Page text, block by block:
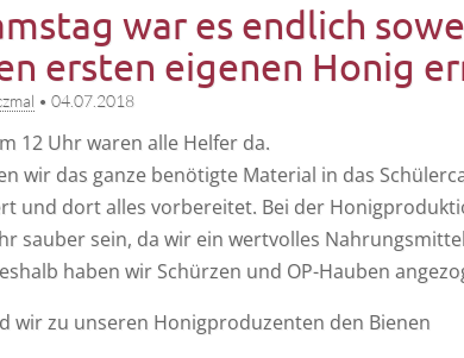
war es endlich
ersten eigenen Honig
• 04.07.2018
12 Uhr waren alle Hel­fer da.
wir das gan­ze benö­tig­te Mate­ri­al in das
und dort alles vor­be­rei­tet. Bei der
sau­ber sein, da wir ein wert­vol­les
haben wir Schür­zen und OP-Hau­ben
wir zu unse­ren Honig­pro­du­zen­ten den Bie­nen